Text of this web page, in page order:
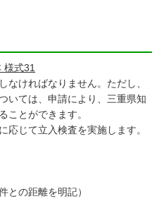
様式31
なければなりません。ただし、
いては、申請により、三重県知
ことができます。
応じて立入検査を実施します。
との距離を明記）